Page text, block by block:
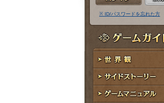
ル
ア
ド
レ
ス
ス
ー
ド
※ ID/パスワードを忘れた方
ゲームガイド
世界観
サイドストーリー